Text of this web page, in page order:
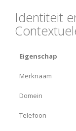
Identiteit
Eigenschap
Merknaam
Domein
Telefoon